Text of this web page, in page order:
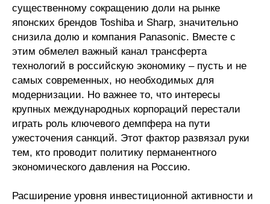
существенному сокращению доли на рынке
японских брендов Toshiba и Sharp, значительно
снизила долю и компания Panasonic. Вместе с
этим обмелел важный канал трансферта
технологий в российскую экономику – пусть и не
самых современных, но необходимых для
модернизации. Но важнее то, что интересы
крупных международных корпораций перестали
играть роль ключевого демпфера на пути
ужесточения санкций. Этот фактор развязал руки
тем, кто проводит политику перманентного
экономического давления на Россию.
Расширение уровня инвестиционной активности и